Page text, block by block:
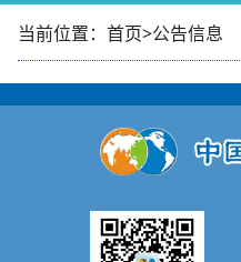
当前位置：首页>公告信息